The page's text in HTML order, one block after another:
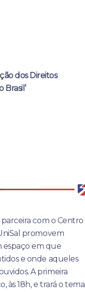
dos Direitos
com o Centro
promovem
espaço em que
e onde aqueles
A primeira
às 18h, e trará o tema